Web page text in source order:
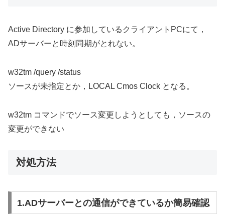
Active Directory に参加しているクライアントPCにて，
ADサーバーと時刻同期がとれない。
w32tm /query /status
ソースが未指定とか，LOCAL Cmos Clock となる。
w32tm コマンドでソース変更しようとしても，ソースの
変更ができない
対処方法
1.ADサーバーとの通信ができているか簡易確認